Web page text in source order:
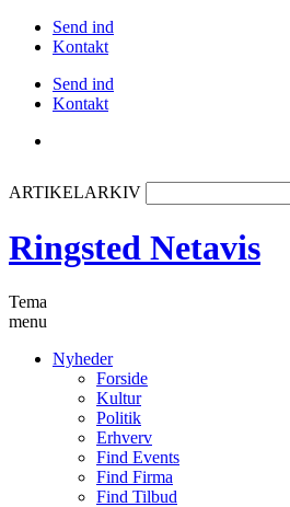
Send ind
Kontakt
Send ind
Kontakt
ARTIKELARKIV
Ringsted Netavis
Tema
menu
Nyheder
Forside
Kultur
Politik
Erhverv
Find Events
Find Firma
Find Tilbud